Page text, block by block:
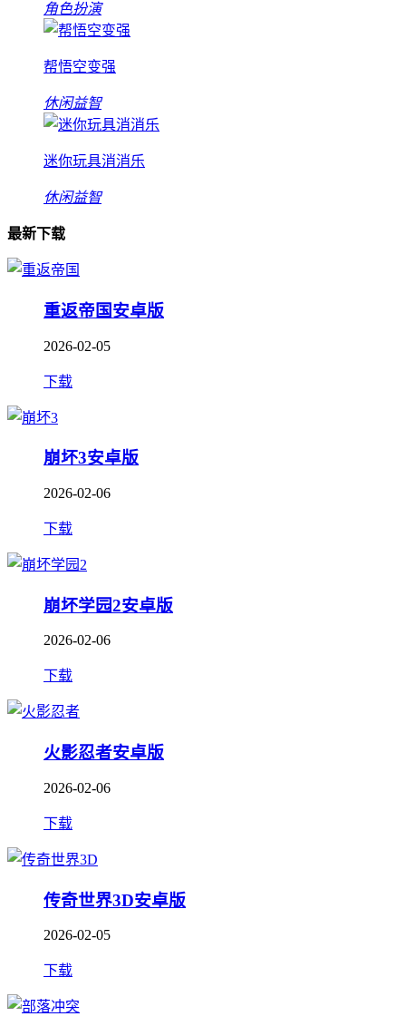
角色扮演
帮悟空变强
休闲益智
迷你玩具消消乐
休闲益智
最新下载
重返帝国安卓版
2026-02-05
下载
崩坏3安卓版
2026-02-06
下载
崩坏学园2安卓版
2026-02-06
下载
火影忍者安卓版
2026-02-06
下载
传奇世界3D安卓版
2026-02-05
下载